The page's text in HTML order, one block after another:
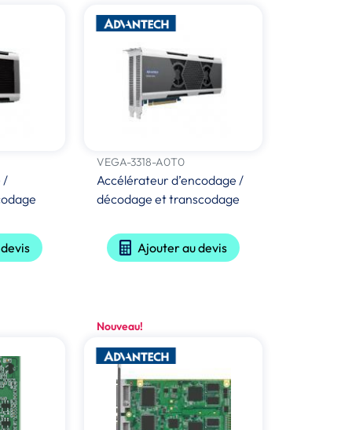
/
VEGA-3318-A0T0
Accélérateur d’encodage /
décodage et transcodage
Ajouter au devis
Nouveau!